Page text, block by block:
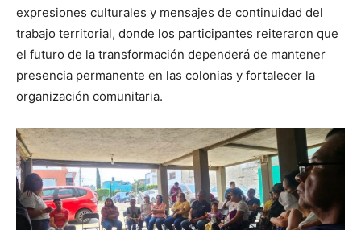
expresiones culturales y mensajes de continuidad del
trabajo territorial, donde los participantes reiteraron que
el futuro de la transformación dependerá de mantener
presencia permanente en las colonias y fortalecer la
organización comunitaria.